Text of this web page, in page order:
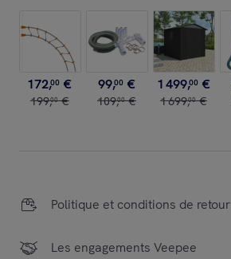
172,00 €
199,00 €
99,00 €
109,00 €
1499,00 €
1699,00 €
Politique et conditions de retour
Les engagements Veepee